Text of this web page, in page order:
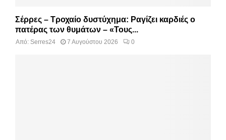
Σέρρες – Τροχαίο δυστύχημα: Ραγίζει καρδιές ο
πατέρας των θυμάτων – «Τους...
Από: Serres24 7 Αυγούστου 2026 0